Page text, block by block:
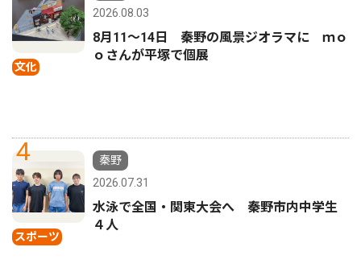
文化
2026.08.03
8月11〜14日 秦野の風景ジオラマに ｍｏ
ｏさんが平塚で個展
4
スポーツ
秦野
2026.07.31
水泳で全国・関東大会へ 秦野市内中学生
４人